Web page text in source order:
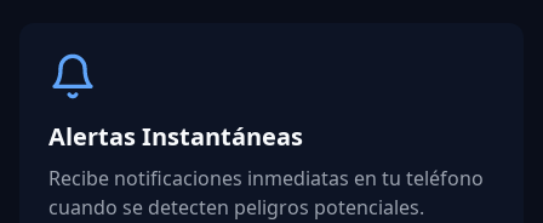
Alertas Instantáneas
Recibe notificaciones inmediatas en tu teléfono
cuando se detecten peligros potenciales.